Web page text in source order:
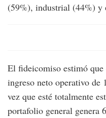
(59%), industrial (44%) y
El fideicomiso estimó
ingreso neto operativo de
vez que esté totalmente
portafolio general genera